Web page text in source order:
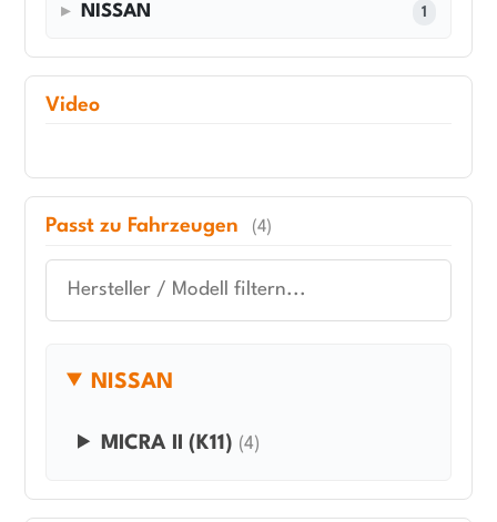
NISSAN 1
Video
Passt zu Fahrzeugen (4)
NISSAN
MICRA II (K11) (4)